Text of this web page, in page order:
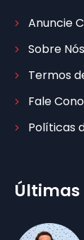
Anuncie
Sobre Nós
Termos
Fale
Políticas